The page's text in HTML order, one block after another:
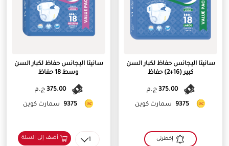
سانيتا اليجانس حفاظ لكبار السن
كبير (16+2) حفاظ
375.00 ج.م
9375 سمارت كوين
إخطرنى
سانيتا اليجانس حفاظ لكبار السن
وسط 18 حفاظ
375.00 ج.م
9375 سمارت كوين
1 أضف إلى السلة